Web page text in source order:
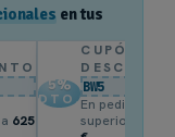
en tus
625
5%
DTO.
CUPÓN
BW5
En pedidos
superiores a